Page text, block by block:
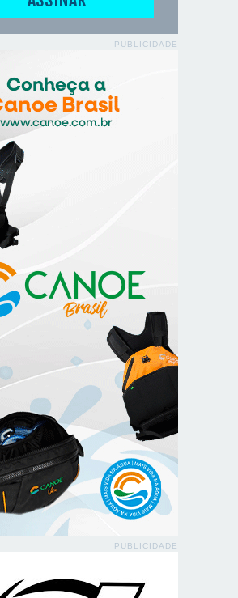
PUBLICIDADE
PUBLICIDADE